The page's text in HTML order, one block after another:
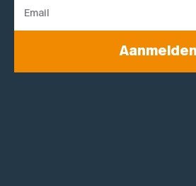
Aanmelden